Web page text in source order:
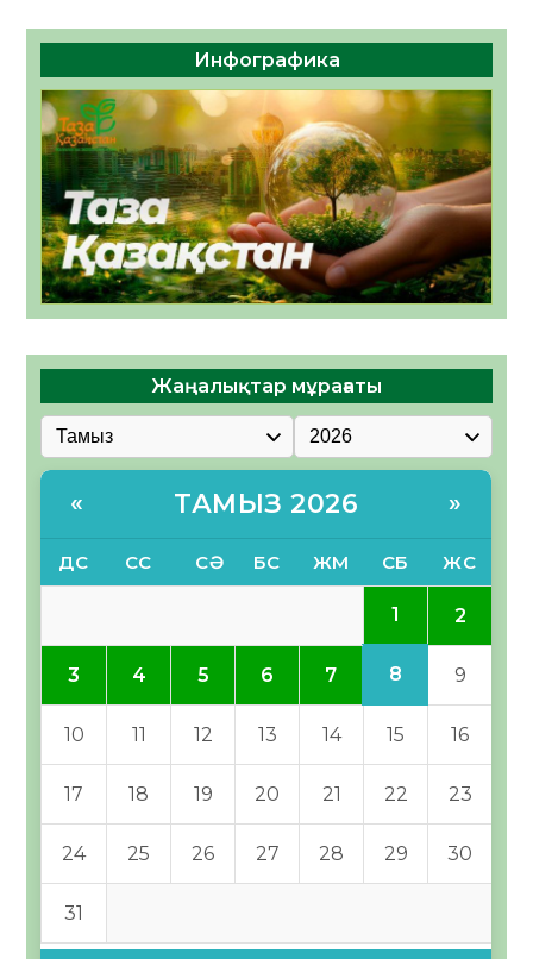
Инфографика
Жаңалықтар мұрағаты
« ТАМЫЗ 2026 »
ДС СС СӘ БС ЖМ СБ ЖС
1 2
3 4 5 6 7 8 9
10 11 12 13 14 15 16
17 18 19 20 21 22 23
24 25 26 27 28 29 30
31